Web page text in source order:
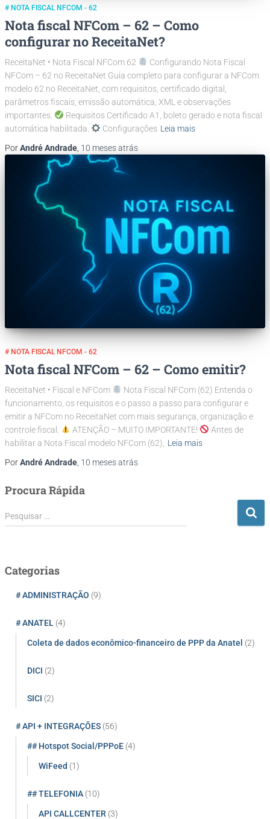
# NOTA FISCAL NFCOM - 62
Nota fiscal NFCom – 62 – Como
configurar no ReceitaNet?
ReceitaNet • Nota Fiscal NFCom 62
Configurando Nota Fiscal
NFCom – 62 no ReceitaNet Guia completo para configurar a NFCom
modelo 62 no ReceitaNet, com requisitos, certificado digital,
parâmetros fiscais, emissão automática, XML e observações
importantes.
Requisitos Certificado A1, boleto gerado e nota fiscal
automática habilitada.
Configurações Leia mais
PorAndré Andrade 10 mesesatrás
# NOTA FISCAL NFCOM - 62
Nota fiscal NFCom – 62 – Como emitir?
ReceitaNet • Fiscal e NFCom
Nota Fiscal NFCom (62) Entenda o
funcionamento, os requisitos e o passo a passo para configurar e
emitir a NFCom no ReceitaNet com mais segurança, organização e
controle fiscal.
ATENÇÃO – MUITO IMPORTANTE!
Antes de
habilitar a Nota Fiscal modelo NFCom (62),
Leia mais
PorAndré Andrade 10 mesesatrás
Procura Rápida
P
e
Pesquisar …
Categorias
# ADMINISTRAÇÃO (9)
# ANATEL (4)
Coleta de dados econômico-financeiro de PPP da Anatel (2)
DICI (2)
SICI (2)
# API + INTEGRAÇÕES (56)
## Hotspot Social/PPPoE (4)
WiFeed (1)
## TELEFONIA (10)
API CALLCENTER (3)